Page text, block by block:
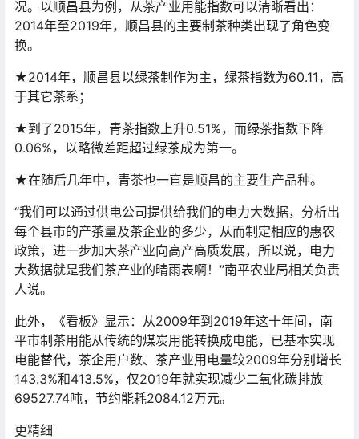
况。以顺昌县为例，从茶产业用能指数可以清晰看出：
2014年至2019年，顺昌县的主要制茶种类出现了角色变
换。
★2014年，顺昌县以绿茶制作为主，绿茶指数为60.11，高
于其它茶系；
★到了2015年，青茶指数上升0.51%，而绿茶指数下降
0.06%，以略微差距超过绿茶成为第一。
★在随后几年中，青茶也一直是顺昌的主要生产品种。
“我们可以通过供电公司提供给我们的电力大数据，分析出
每个县市的产茶量及茶企业的多少，从而制定相应的惠农
政策，进一步加大茶产业向高产高质发展，所以说，电力
大数据就是我们茶产业的晴雨表啊！”南平农业局相关负责
人说。
此外，《看板》显示：从2009年到2019年这十年间，南
平市制茶用能从传统的煤炭用能转换成电能，已基本实现
电能替代，茶企用户数、茶产业用电量较2009年分别增长
143.3%和413.5%，仅2019年就实现减少二氧化碳排放
69527.74吨，节约能耗2084.12万元。
更精细